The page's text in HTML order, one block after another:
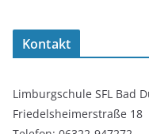
Kontakt
Limburgschule SFL Bad
Friedelsheimerstraße 18